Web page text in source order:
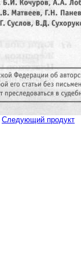
Следующий продукт